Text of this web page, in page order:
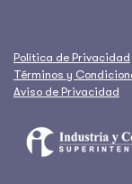
Política de Privacidad
Términos y
Aviso de Privacidad